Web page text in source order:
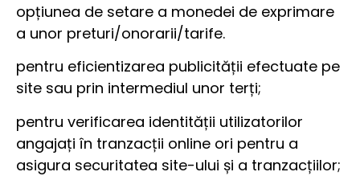
opțiunea de setare a monedei de exprimare
a unor preturi/onorarii/tarife.
pentru eficientizarea publicității efectuate pe
site sau prin intermediul unor terți;
pentru verificarea identității utilizatorilor
angajați în tranzacții online ori pentru a
asigura securitatea site-ului și a tranzacțiilor;